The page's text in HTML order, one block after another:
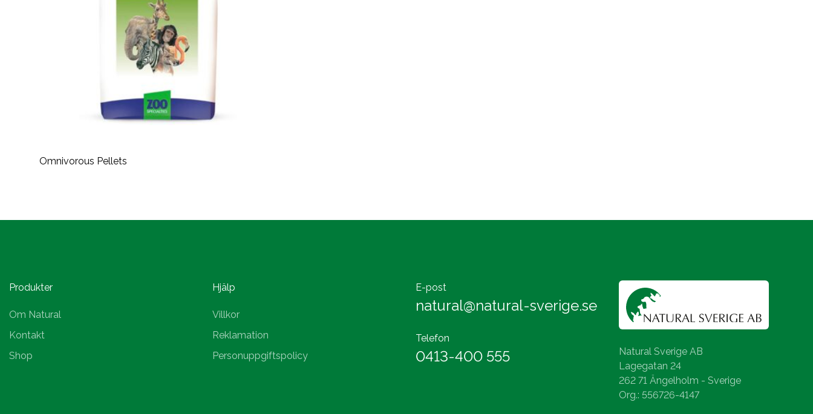
Omnivorous Pellets
Produkter
Om Natural
Kontakt
Shop
Hjälp
Villkor
Reklamation
Personuppgiftspolicy
E-post
natural@natural-sverige.se
Telefon
0413-400 555
Natural Sverige AB
Lagegatan 24
262 71 Ängelholm - Sverige
Org.: 556726-4147